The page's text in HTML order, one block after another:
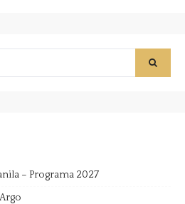
– Programa 2027